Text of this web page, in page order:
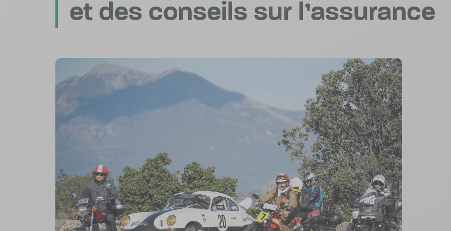
et des conseils sur l’assurance